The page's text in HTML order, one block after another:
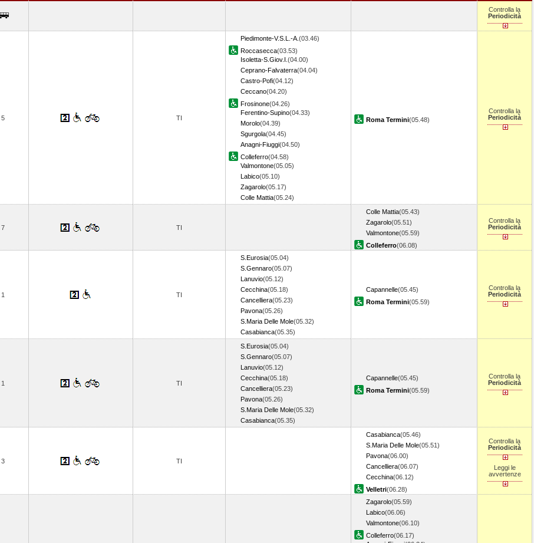
Controlla la
Periodicità
5 TI
Piedimonte-V.S.L.-A. (03.46)
Roccasecca(03.53)
Isoletta-S.Giov.I. (04.00)
Ceprano-Falvaterra(04.04)
Castro-Pofi(04.12)
Ceccano(04.20)
Frosinone(04.26)
Ferentino-Supino(04.33)
Morolo(04.39)
Sgurgola(04.45)
Anagni-Fiuggi(04.50)
Colleferro(04.58)
Valmontone(05.05)
Labico(05.10)
Zagarolo(05.17)
Colle Mattia(05.24)
Roma Termini(05.48)
Controlla la
Periodicità
7 TI
Colle Mattia(05.43)
Zagarolo(05.51)
Valmontone(05.59)
Colleferro(06.08)
Controlla la
Periodicità
1 TI
S.Eurosia(05.04)
S.Gennaro(05.07)
Lanuvio(05.12)
Cecchina(05.18)
Cancelliera(05.23)
Pavona(05.26)
S.Maria Delle Mole(05.32)
Casabianca(05.35)
Capannelle(05.45)
Roma Termini(05.59)
Controlla la
Periodicità
1 TI
S.Eurosia(05.04)
S.Gennaro(05.07)
Lanuvio(05.12)
Cecchina(05.18)
Cancelliera(05.23)
Pavona(05.26)
S.Maria Delle Mole(05.32)
Casabianca(05.35)
Capannelle(05.45)
Roma Termini(05.59)
Controlla la
Periodicità
3 TI
Casabianca(05.46)
S.Maria Delle Mole(05.51)
Pavona(06.00)
Cancelliera(06.07)
Cecchina(06.12)
Velletri(06.28)
Controlla la
Periodicità
Leggi le
avvertenze
Zagarolo(05.59)
Labico(06.06)
Valmontone(06.10)
Colleferro(06.17)